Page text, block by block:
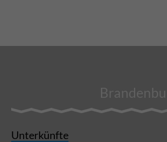
Unterkünfte